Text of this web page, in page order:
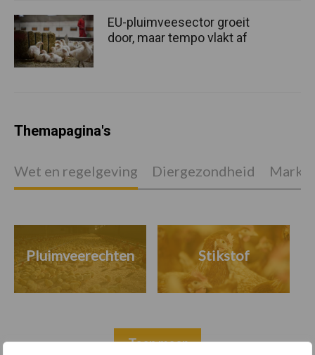
EU-pluimveesector groeit
door, maar tempo vlakt af
Themapagina's
Wet en regelgeving Diergezondheid
Pluimveerechten Stikstof
Toon meer